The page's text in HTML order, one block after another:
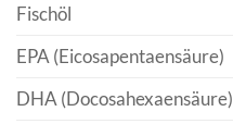
Fischöl
EPA (Eicosapentaensäure)
DHA (Docosahexaensäure)